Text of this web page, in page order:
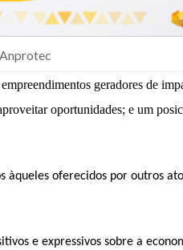
geradores de
oportunidades; e um p
oferecidos por outros
e expressivos sobre a